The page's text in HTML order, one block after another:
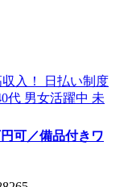
可／備品付きワ